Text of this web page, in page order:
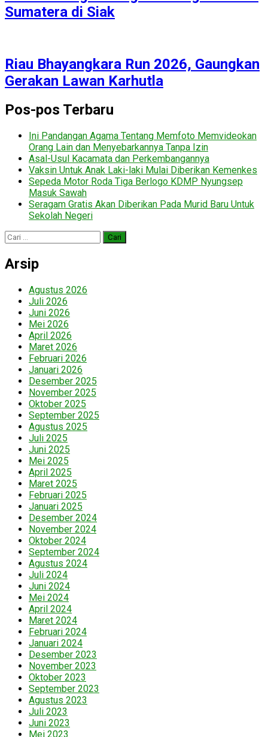
Sumatera di Siak
Riau Bhayangkara Run 2026, Gaungkan
Gerakan Lawan Karhutla
Pos-pos Terbaru
Ini Pandangan Agama Tentang Memfoto Memvideokan
Orang Lain dan Menyebarkannya Tanpa Izin
Asal-Usul Kacamata dan Perkembangannya
Vaksin Untuk Anak Laki-laki Mulai Diberikan Kemenkes
Sepeda Motor Roda Tiga Berlogo KDMP Nyungsep
Masuk Sawah
Seragam Gratis Akan Diberikan Pada Murid Baru Untuk
Sekolah Negeri
Cari
untuk:
Arsip
Agustus 2026
Juli 2026
Juni 2026
Mei 2026
April 2026
Maret 2026
Februari 2026
Januari 2026
Desember 2025
November 2025
Oktober 2025
September 2025
Agustus 2025
Juli 2025
Juni 2025
Mei 2025
April 2025
Maret 2025
Februari 2025
Januari 2025
Desember 2024
November 2024
Oktober 2024
September 2024
Agustus 2024
Juli 2024
Juni 2024
Mei 2024
April 2024
Maret 2024
Februari 2024
Januari 2024
Desember 2023
November 2023
Oktober 2023
September 2023
Agustus 2023
Juli 2023
Juni 2023
Mei 2023